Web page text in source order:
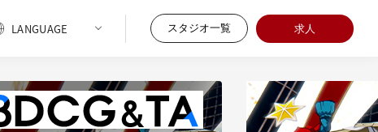
スタジオ一覧 求人